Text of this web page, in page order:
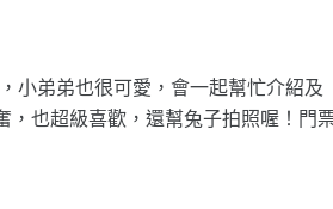
小弟弟也很可愛，會一起幫忙介紹及
，也超級喜歡，還幫兔子拍照喔！門